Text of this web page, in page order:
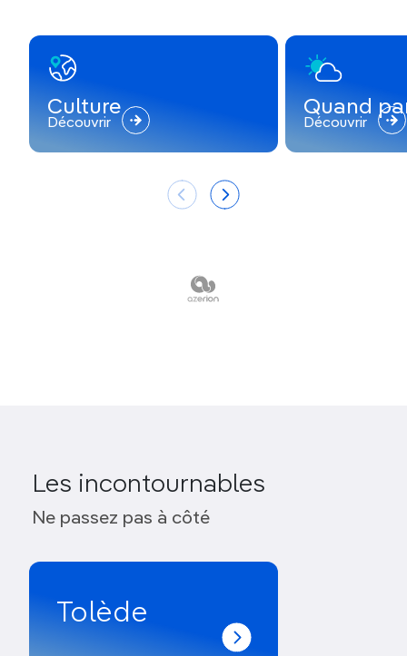
Culture
Découvrir
Quand
Découvrir
Les incontournables
Ne passez pas à côté
Tolède